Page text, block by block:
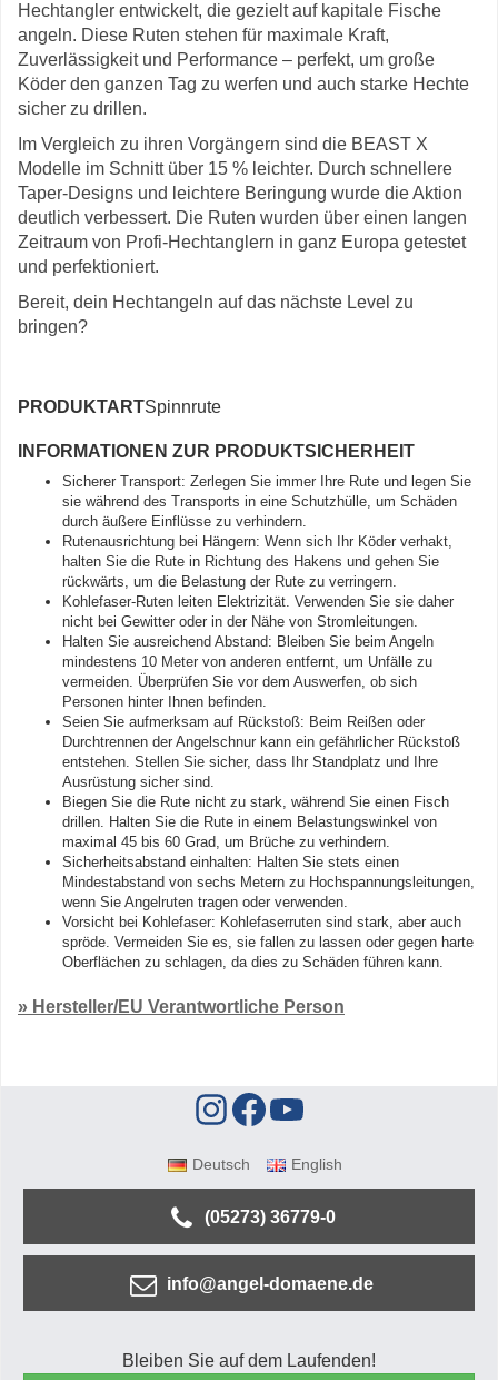
Hechtangler entwickelt, die gezielt auf kapitale Fische
angeln. Diese Ruten stehen für maximale Kraft,
Zuverlässigkeit und Performance – perfekt, um große
Köder den ganzen Tag zu werfen und auch starke Hechte
sicher zu drillen.
Im Vergleich zu ihren Vorgängern sind die BEAST X
Modelle im Schnitt über 15 % leichter. Durch schnellere
Taper-Designs und leichtere Beringung wurde die Aktion
deutlich verbessert. Die Ruten wurden über einen langen
Zeitraum von Profi-Hechtanglern in ganz Europa getestet
und perfektioniert.
Bereit, dein Hechtangeln auf das nächste Level zu
bringen?
PRODUKTARTSpinnrute
INFORMATIONEN ZUR PRODUKTSICHERHEIT
Sicherer Transport: Zerlegen Sie immer Ihre Rute und legen Sie
sie während des Transports in eine Schutzhülle, um Schäden
durch äußere Einflüsse zu verhindern.
Rutenausrichtung bei Hängern: Wenn sich Ihr Köder verhakt,
halten Sie die Rute in Richtung des Hakens und gehen Sie
rückwärts, um die Belastung der Rute zu verringern.
Kohlefaser-Ruten leiten Elektrizität. Verwenden Sie sie daher
nicht bei Gewitter oder in der Nähe von Stromleitungen.
Halten Sie ausreichend Abstand: Bleiben Sie beim Angeln
mindestens 10 Meter von anderen entfernt, um Unfälle zu
vermeiden. Überprüfen Sie vor dem Auswerfen, ob sich
Personen hinter Ihnen befinden.
Seien Sie aufmerksam auf Rückstoß: Beim Reißen oder
Durchtrennen der Angelschnur kann ein gefährlicher Rückstoß
entstehen. Stellen Sie sicher, dass Ihr Standplatz und Ihre
Ausrüstung sicher sind.
Biegen Sie die Rute nicht zu stark, während Sie einen Fisch
drillen. Halten Sie die Rute in einem Belastungswinkel von
maximal 45 bis 60 Grad, um Brüche zu verhindern.
Sicherheitsabstand einhalten: Halten Sie stets einen
Mindestabstand von sechs Metern zu Hochspannungsleitungen,
wenn Sie Angelruten tragen oder verwenden.
Vorsicht bei Kohlefaser: Kohlefaserruten sind stark, aber auch
spröde. Vermeiden Sie es, sie fallen zu lassen oder gegen harte
Oberflächen zu schlagen, da dies zu Schäden führen kann.
» Hersteller/EU Verantwortliche Person
Deutsch English
(05273) 36779-0
info@angel-domaene.de
Bleiben Sie auf dem Laufenden!